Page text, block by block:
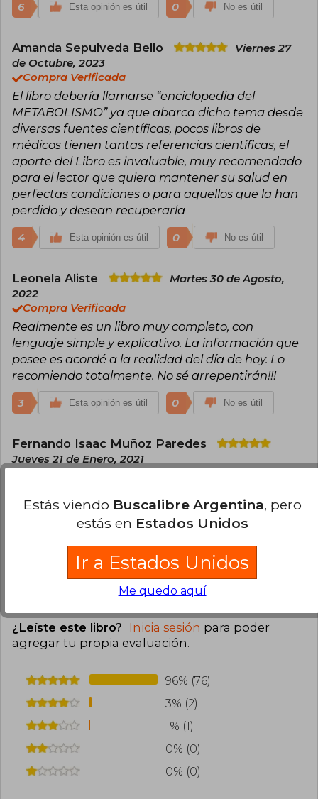
6 Esta opinión es útil 0 No es útil
Amanda Sepulveda Bello
Viernes 27
de Octubre, 2023
Compra Verificada
El libro debería llamarse “enciclopedia del
METABOLISMO” ya que abarca dicho tema desde
diversas fuentes científicas, pocos libros de
médicos tienen tantas referencias científicas, el
aporte del Libro es invaluable, muy recomendado
para el lector que quiera mantener su salud en
perfectas condiciones o para aquellos que la han
perdido y desean recuperarla
4 Esta opinión es útil 0 No es útil
Leonela Aliste
Martes 30 de Agosto,
2022
Compra Verificada
Realmente es un libro muy completo, con
lenguaje simple y explicativo. La información que
posee es acordé a la realidad del día de hoy. Lo
recomiendo totalmente. No sé arrepentirán!!!
3 Esta opinión es útil 0 No es útil
Fernando Isaac Muñoz Paredes
Jueves 21 de Enero, 2021
estos cuadro, en lo personal me ha servido mucho
para mis clases
Cargar más opiniones del libro
¿Leíste este libro? Inicia sesión para poder
agregar tu propia evaluación.
96% (76)
3% (2)
1% (1)
0% (0)
0% (0)
Estás viendo Buscalibre Argentina, pero
estás en Estados Unidos
Ir a Estados Unidos
Me quedo aquí